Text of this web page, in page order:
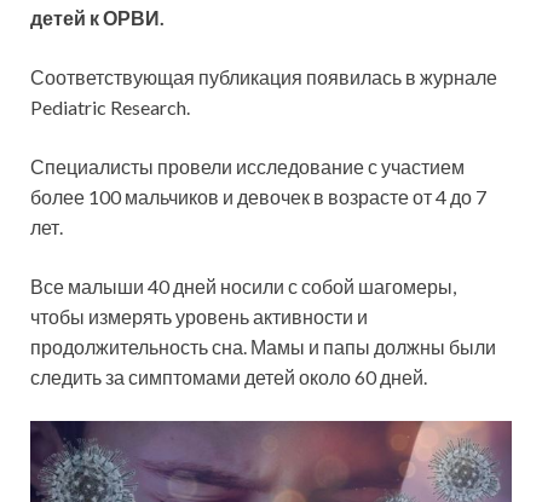
детей к ОРВИ.
Соответствующая публикация появилась в журнале
Pediatric Research.
Специалисты провели исследование с участием
более 100 мальчиков и девочек в возрасте от 4 до 7
лет.
Все малыши 40 дней носили с собой шагомеры,
чтобы измерять уровень активности и
продолжительность сна. Мамы и папы должны были
следить за симптомами детей около 60 дней.